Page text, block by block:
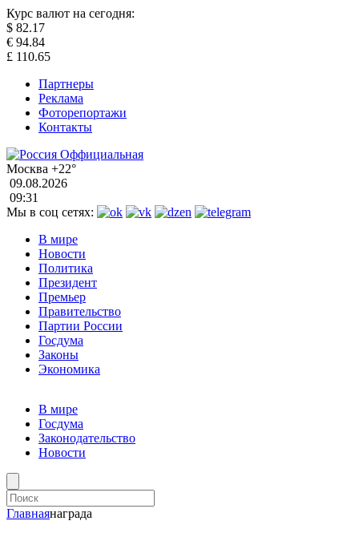
Курс валют на сегодня:
$ 82.17
€ 94.84
£ 110.65
Партнеры
Реклама
Фоторепортажи
Контакты
Москва +22°
09.08.2026
09:31
Мы в соц сетях:
В мире
Новости
Политика
Президент
Премьер
Правительство
Партии России
Госдума
Законы
Экономика
В мире
Госдума
Законодательство
Новости
Главнаянаграда